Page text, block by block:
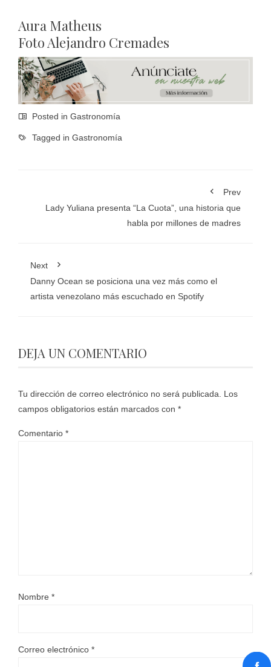
Aura Matheus
Foto Alejandro Cremades
Posted in Gastronomía
Tagged in Gastronomía
Prev
Lady Yuliana presenta “La Cuota”, una historia que
habla por millones de madres
Next
Danny Ocean se posiciona una vez más como el
artista venezolano más escuchado en Spotify
DEJA UN COMENTARIO
Tu dirección de correo electrónico no será publicada.
Los
campos obligatorios están marcados con *
Comentario *
Nombre *
Correo electrónico *